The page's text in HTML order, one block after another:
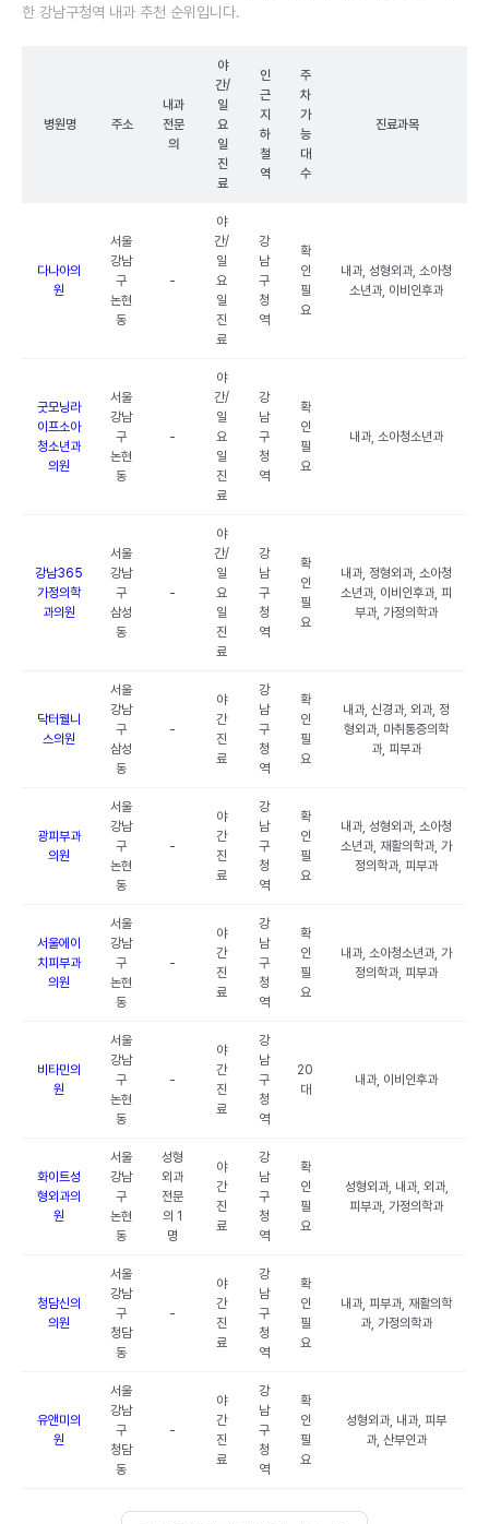
한 강남구청역 내과 추천 순위입니다.
병원명 주소
내과
전문
의
야
간/
일
요
일
진
료
인
근
지
하
철
역
주
차
가
능
대
수
진료과목
다나아의
원
서울
강남
구
논현
동
-
야
간/
일
요
일
진
료
강
남
구
청
역
확
인
필
요
내과, 성형외과, 소아청
소년과, 이비인후과
굿모닝라
이프소아
청소년과
의원
서울
강남
구
논현
동
-
야
간/
일
요
일
진
료
강
남
구
청
역
확
인
필
요
내과, 소아청소년과
강남365
가정의학
과의원
서울
강남
구
삼성
동
-
야
간/
일
요
일
진
료
강
남
구
청
역
확
인
필
요
내과, 정형외과, 소아청
소년과, 이비인후과, 피
부과, 가정의학과
닥터웰니
스의원
서울
강남
구
삼성
동
-
야
간
진
료
강
남
구
청
역
확
인
필
요
내과, 신경과, 외과, 정
형외과, 마취통증의학
과, 피부과
광피부과
의원
서울
강남
구
논현
동
-
야
간
진
료
강
남
구
청
역
확
인
필
요
내과, 성형외과, 소아청
소년과, 재활의학과, 가
정의학과, 피부과
서울에이
치피부과
의원
서울
강남
구
논현
동
-
야
간
진
료
강
남
구
청
역
확
인
필
요
내과, 소아청소년과, 가
정의학과, 피부과
비타민의
원
서울
강남
구
논현
동
-
야
간
진
료
강
남
구
청
역
20
대
내과, 이비인후과
화이트성
형외과의
원
서울
강남
구
논현
동
성형
외과
전문
의 1
명
야
간
진
료
강
남
구
청
역
확
인
필
요
성형외과, 내과, 외과,
피부과, 가정의학과
청담신의
의원
서울
강남
구
청담
동
-
야
간
진
료
강
남
구
청
역
확
인
필
요
내과, 피부과, 재활의학
과, 가정의학과
유앤미의
원
서울
강남
구
청담
동
-
야
간
진
료
강
남
구
청
역
확
인
필
요
성형외과, 내과, 피부
과, 산부인과